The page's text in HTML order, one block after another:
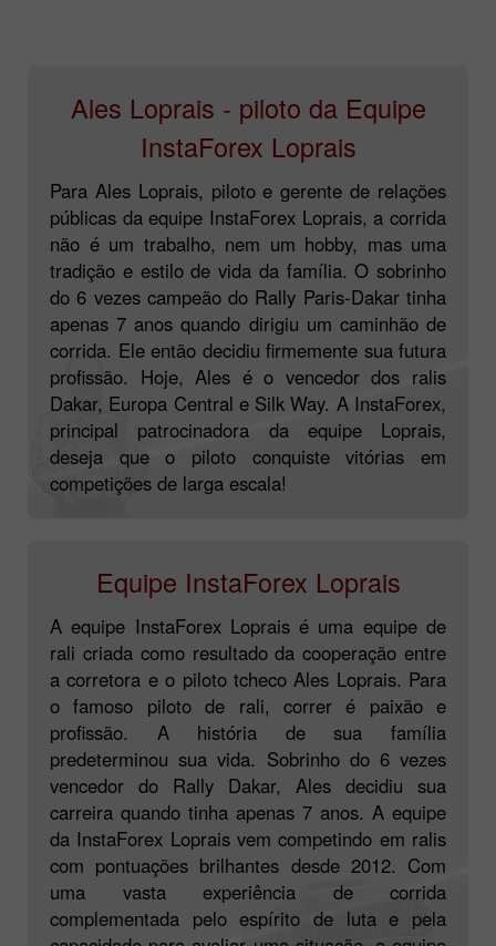
Ales Loprais - piloto da Equipe
InstaForex Loprais
Para Ales Loprais, piloto e gerente de relações
públicas da equipe InstaForex Loprais, a corrida
não é um trabalho, nem um hobby, mas uma
tradição e estilo de vida da família. O sobrinho
do 6 vezes campeão do Rally Paris-Dakar tinha
apenas 7 anos quando dirigiu um caminhão de
corrida. Ele então decidiu firmemente sua futura
profissão. Hoje, Ales é o vencedor dos ralis
Dakar, Europa Central e Silk Way. A InstaForex,
principal patrocinadora da equipe Loprais,
deseja que o piloto conquiste vitórias em
competições de larga escala!
Equipe InstaForex Loprais
A equipe InstaForex Loprais é uma equipe de
rali criada como resultado da cooperação entre
a corretora e o piloto tcheco Ales Loprais. Para
o famoso piloto de rali, correr é paixão e
profissão. A história de sua família
predeterminou sua vida. Sobrinho do 6 vezes
vencedor do Rally Dakar, Ales decidiu sua
carreira quando tinha apenas 7 anos. A equipe
da InstaForex Loprais vem competindo em ralis
com pontuações brilhantes desde 2012. Com
uma vasta experiência de corrida
complementada pelo espírito de luta e pela